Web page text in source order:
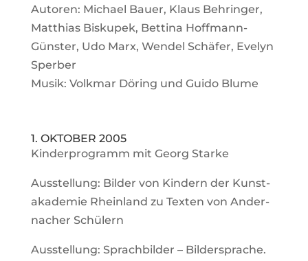
Autoren: Michael Bauer, Klaus Beh­ringer,
Mat­thias Bis­kupek, Bet­tina Hoff­mann-
Günster, Udo Marx, Wendel Schäfer, Evelyn
Sperber
Musik: Volkmar Döring und Guido Blume
1. OKTOBER 2005
Kin­der­pro­gramm mit Georg Starke
Aus­stel­lung: Bilder von Kin­dern der Kunst­
aka­demie Rhein­land zu Texten von Ander­
na­cher Schülern
Aus­stel­lung: Sprach­bilder – Bil­der­sprache.